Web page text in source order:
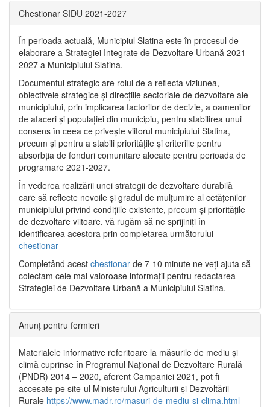
Chestionar SIDU 2021-2027
În perioada actuală, Municipiul Slatina este în procesul de
elaborare a Strategiei Integrate de Dezvoltare Urbană 2021‐
2027 a Municipiului Slatina.
Documentul strategic are rolul de a reflecta viziunea,
obiectivele strategice și direcțiile sectoriale de dezvoltare ale
municipiului, prin implicarea factorilor de decizie, a oamenilor
de afaceri și populației din municipiu, pentru stabilirea unui
consens în ceea ce privește viitorul municipiului Slatina,
precum și pentru a stabili prioritățile și criteriile pentru
absorbția de fonduri comunitare alocate pentru perioada de
programare 2021-2027.
În vederea realizării unei strategii de dezvoltare durabilă
care să reflecte nevoile și gradul de mulțumire al cetățenilor
municipiului privind condițiile existente, precum și prioritățile
de dezvoltare viitoare, vă rugăm să ne sprijiniți în
identificarea acestora prin completarea următorului
chestionar
Completând acest chestionar de 7-10 minute ne veți ajuta să
colectam cele mai valoroase informații pentru redactarea
Strategiei de Dezvoltare Urbană a Municipiului Slatina.
Anunț pentru fermieri
Materialele informative referitoare la măsurile de mediu și
climă cuprinse în Programul Național de Dezvoltare Rurală
(PNDR) 2014 – 2020, aferent Campaniei 2021, pot fi
accesate pe site-ul Ministerului Agriculturii și Dezvoltării
Rurale https://www.madr.ro/masuri-de-mediu-si-clima.html